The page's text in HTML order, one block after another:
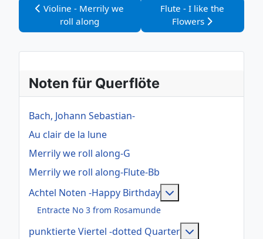
Vorheriger Beitrag: Violine - Merrily we roll along
Violine - Merrily we
roll along
Nächster Beitrag: Flute
Flute - I like the
Flowers
Noten für Querflöte
Bach, Johann Sebastian-
Au clair de la lune
Merrily we roll along-G
Merrily we roll along-Flute-Bb
Achtel Noten -Happy Birthday
Entracte No 3 from Rosamunde
punktierte Viertel -dotted Quarter